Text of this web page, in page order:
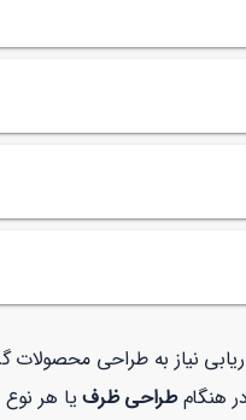
نیاز به طراحی
هنگامطراحی ظرف یا هر